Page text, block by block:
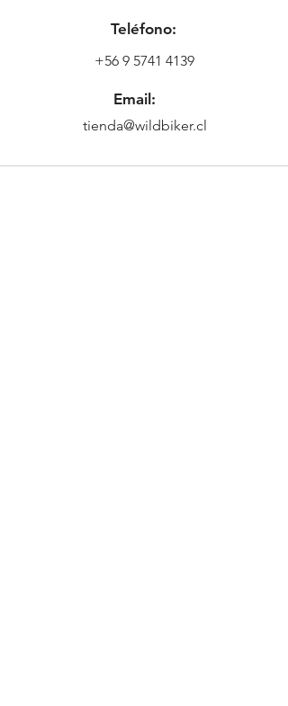
Teléfono:
+56 9 5741 4139
Email:
tienda@wildbiker.cl